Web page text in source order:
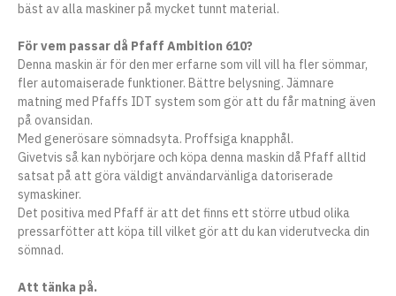
bäst av alla maskiner på mycket tunnt material.
För vem passar då Pfaff Ambition 610?
Denna maskin är för den mer erfarne som vill vill ha fler sömmar,
fler automaiserade funktioner. Bättre belysning. Jämnare
matning med Pfaffs IDT system som gör att du får matning även
på ovansidan.
Med generösare sömnadsyta. Proffsiga knapphål.
Givetvis så kan nybörjare och köpa denna maskin då Pfaff alltid
satsat på att göra väldigt användarvänliga datoriserade
symaskiner.
Det positiva med Pfaff är att det finns ett större utbud olika
pressarfötter att köpa till vilket gör att du kan viderutvecka din
sömnad.
Att tänka på.